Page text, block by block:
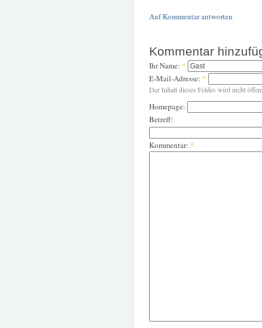
Auf Kommentar antworten
Kommentar
Ihr Name: *
E-Mail-Adresse: *
Der Inhalt dieses Feldes wird nicht
Homepage:
Betreff:
Kommentar: *